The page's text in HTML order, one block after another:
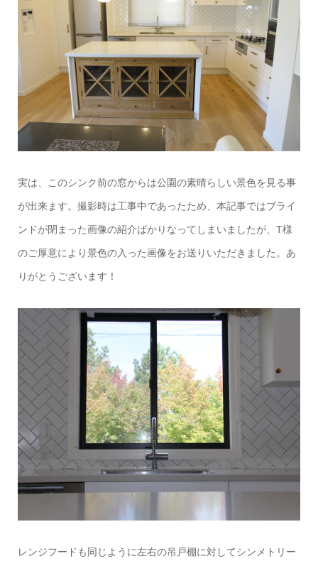
実は、このシンク前の窓からは公園の素晴らしい景色を見る事
が出来ます。撮影時は工事中であったため、本記事ではブライ
ンドが閉まった画像の紹介ばかりなってしまいましたが、T様
のご厚意により景色の入った画像をお送りいただきました。あ
りがとうございます！
レンジフードも同じように左右の吊戸棚に対してシンメトリー